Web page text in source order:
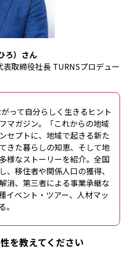
ろ）さん
取締役社長 TURNSプロデュー
って自分らしく生きるヒント
マガジン。「これからの地域
セプトに、地域で起きる新た
きた暮らしの知恵、そして地
様なストーリーを紹介。全国
、移住者や関係人口の獲得、
消、第三者による事業承継な
イベント・ツアー、人材マッ
を教えてください